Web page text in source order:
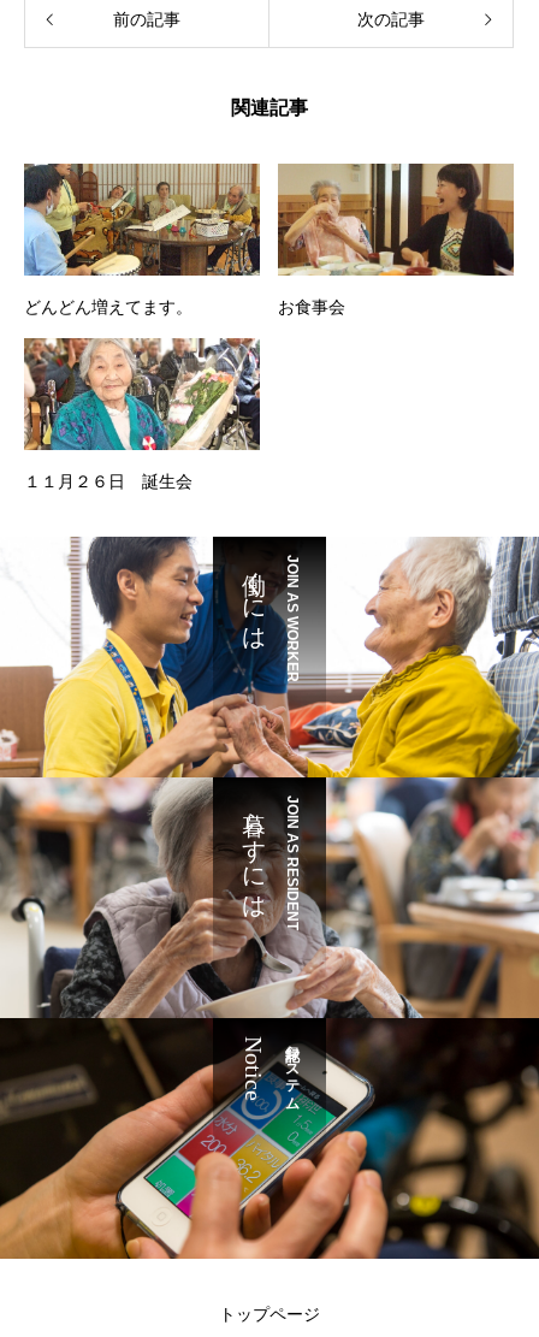
前の記事 次の記事
関連記事
どんどん増えてます。 お食事会
１１月２６日 誕生会
JOIN AS WORKER
働くには
JOIN AS RESIDENT
暮らすには
記録システム
Notice
トップページ